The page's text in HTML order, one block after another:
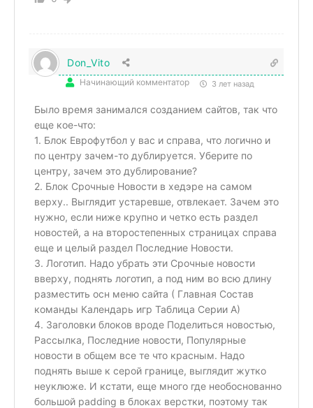
Don_Vito
Начинающий комментатор 3 лет назад
Было время занимался созданием сайтов, так что
еще кое-что:
1. Блок Еврофутбол у вас и справа, что логично и
по центру зачем-то дублируется. Уберите по
центру, зачем это дублирование?
2. Блок Срочные Новости в хедэре на самом
верху.. Выглядит устаревше, отвлекает. Зачем это
нужно, если ниже крупно и четко есть раздел
новостей, а на второстепенных страницах справа
еще и целый раздел Последние Новости.
3. Логотип. Надо убрать эти Срочные новости
вверху, поднять логотип, а под ним во всю длину
разместить осн меню сайта ( Главная Состав
команды Календарь игр Таблица Серии А)
4. Заголовки блоков вроде Поделиться новостью,
Рассылка, Последние новости, Популярные
новости в общем все те что красным. Надо
поднять выше к серой границе, выглядит жутко
неуклюже. И кстати, еще много где необоснованно
большой padding в блоках верстки, поэтому так